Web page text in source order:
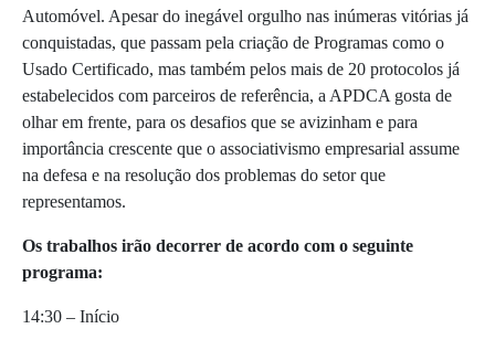
Automóvel. Apesar do inegável orgulho nas inúmeras vitórias já
conquistadas, que passam pela criação de Programas como o
Usado Certificado, mas também pelos mais de 20 protocolos já
estabelecidos com parceiros de referência, a APDCA gosta de
olhar em frente, para os desafios que se avizinham e para
importância crescente que o associativismo empresarial assume
na defesa e na resolução dos problemas do setor que
representamos.
Os trabalhos irão decorrer de acordo com o seguinte
programa:
14:30 – Início